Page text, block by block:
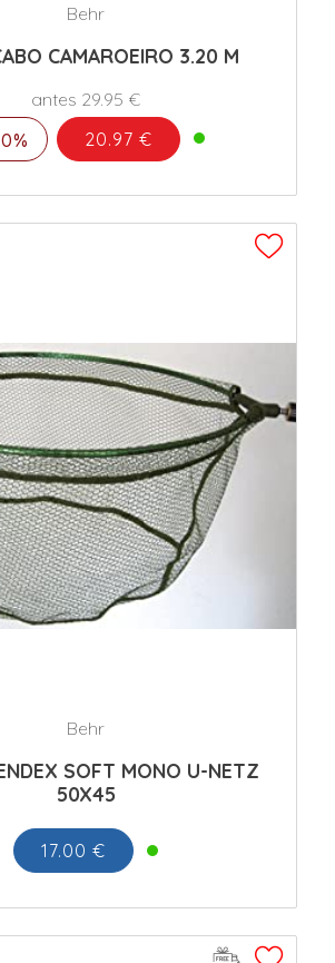
Behr
CAMAROEIRO 3.20 M
antes 29.95 €
20.97 €
Behr
SOFT MONO U-NETZ
50X45
17.00 €